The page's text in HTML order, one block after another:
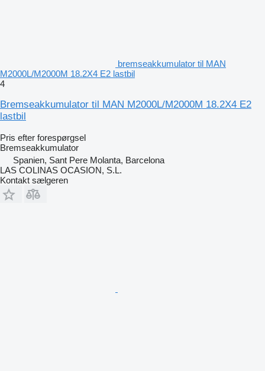
bremseakkumulator til MAN
M2000L/M2000M 18.2X4 E2 lastbil
4
Bremseakkumulator til MAN M2000L/M2000M 18.2X4 E2
lastbil
Pris efter forespørgsel
Bremseakkumulator
Spanien, Sant Pere Molanta, Barcelona
LAS COLINAS OCASION, S.L.
Kontakt sælgeren